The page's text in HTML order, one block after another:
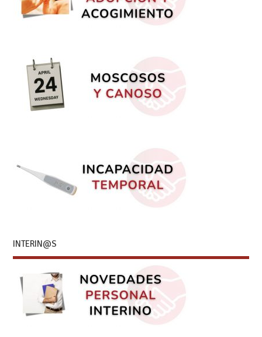
INTERIN@S